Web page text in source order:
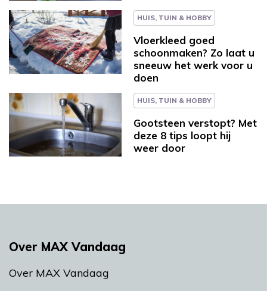
HUIS, TUIN & HOBBY
Vloerkleed goed
schoonmaken? Zo laat u
sneeuw het werk voor u
doen
HUIS, TUIN & HOBBY
Gootsteen verstopt? Met
deze 8 tips loopt hij
weer door
Over MAX Vandaag
Over MAX Vandaag